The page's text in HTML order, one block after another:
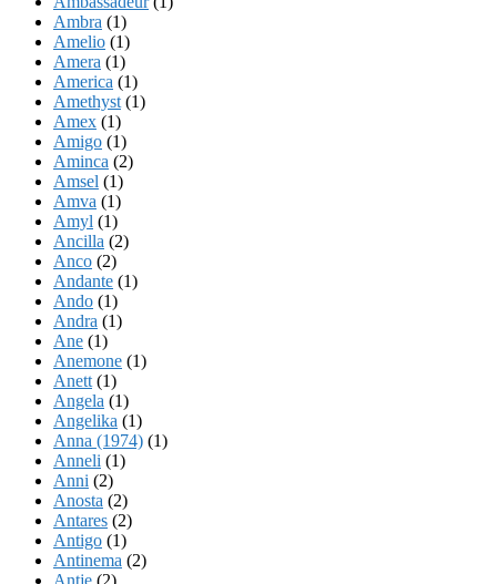
Ambra (1)
Amelio (1)
Amera (1)
America (1)
Amethyst (1)
Amex (1)
Amigo (1)
Aminca (2)
Amsel (1)
Amva (1)
Amyl (1)
Ancilla (2)
Anco (2)
Andante (1)
Ando (1)
Andra (1)
Ane (1)
Anemone (1)
Anett (1)
Angela (1)
Angelika (1)
Anna (1974) (1)
Anneli (1)
Anni (2)
Anosta (2)
Antares (2)
Antigo (1)
Antinema (2)
Antje (2)